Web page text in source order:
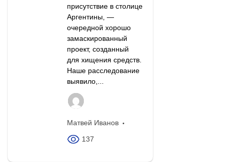
присутствие в столице
Аргентины, —
очередной хорошо
замаскированный
проект, созданный
для хищения средств.
Наше расследование
выявило,...
Матвей Иванов
137